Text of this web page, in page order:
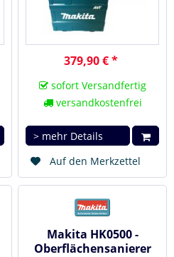
379,90 € *
sofort Versandfertig
versandkostenfrei
> mehr Details
Auf den Merkzettel
Makita HK0500 -
Oberflächensanierer